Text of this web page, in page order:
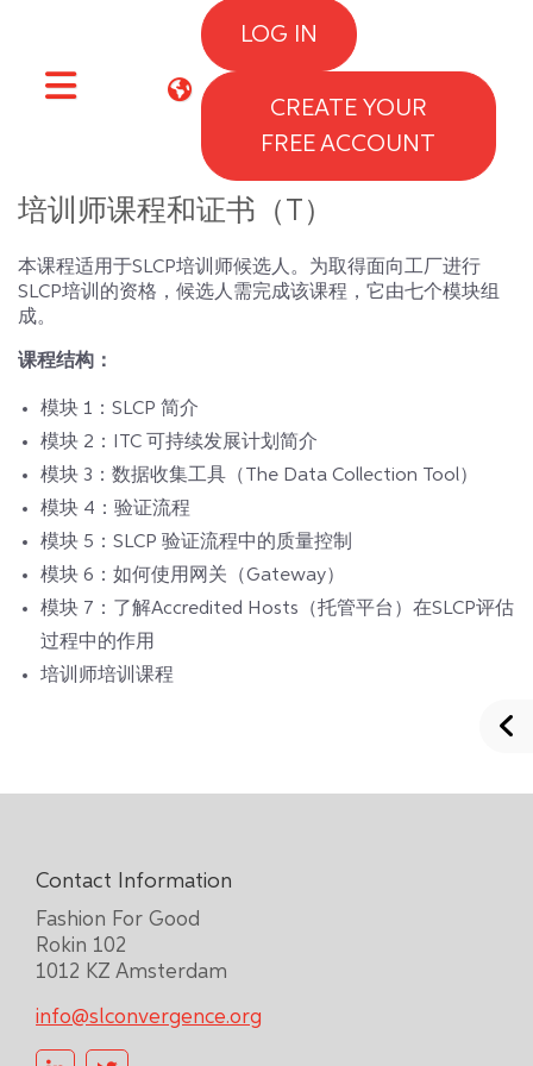
LOG IN
CREATE YOUR
FREE ACCOUNT
培训师课程和证书（T）
本课程适用于SLCP培训师候选人。为取得面向工厂进行
SLCP培训的资格，候选人需完成该课程，它由七个模块组
成。
课程结构：
模块 1：SLCP 简介
模块 2：ITC 可持续发展计划简介
模块 3：数据收集工具（The Data Collection Tool）
模块 4：验证流程
模块 5：SLCP 验证流程中的质量控制
模块 6：如何使用网关（Gateway）
模块 7：了解Accredited Hosts（托管平台）在SLCP评估
过程中的作用
培训师培训课程
Contact Information
Fashion For Good
Rokin 102
1012 KZ Amsterdam
info@slconvergence.org